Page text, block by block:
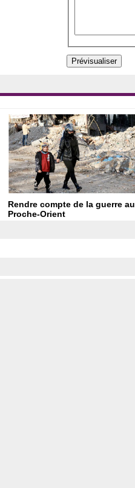
Rendre compte de la guerre au
Proche-Orient